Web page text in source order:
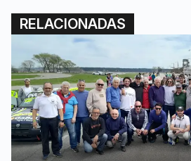
RELACIONADAS